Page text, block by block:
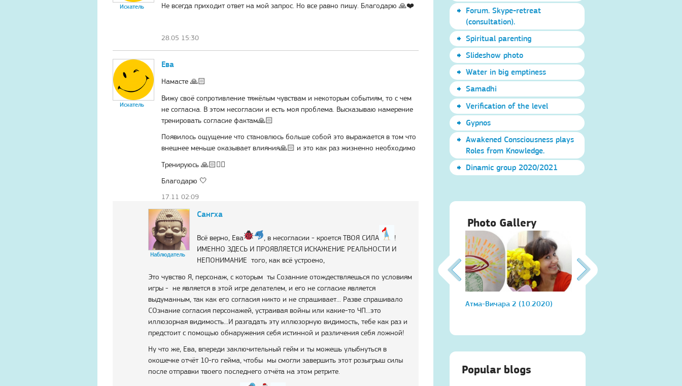
Искатель
Не всегда приходит ответ на мой запрос. Но все равно пишу. Благодарю 🙏❤️
28.05 15:30
Искатель
Ева
Намасте 🙏🏻
Вижу своё сопротивление тяжёлым чувствам и некоторым событиям, то с чем
не согласна. В этом несогласии и есть моя проблема. Высказываю намерение
тренировать согласие фактам🙏🏻
Появилось ощущение что становлюсь больше собой это выражается в том что
внешнее меньше оказывает влияния🙏🏻 и это как раз жизненно необходимо
Тренируюсь 🙏🏻🧘‍♀️
Благодарю 🤍
17.11 02:09
Наблюдатель
Сангха
Всё верно, Ева , в несогласии - кроется ТВОЯ СИЛА
!
ИМЕННО ЗДЕСЬ И ПРОЯВЛЯЕТСЯ ИСКАЖЕНИЕ РЕАЛЬНОСТИ И
НЕПОНИМАНИЕ того, как всё устроено,
Это чувство Я, персонаж, с которым ты Созанние отождествляешься по условиям
игры - не является в этой игре делателем, и его не согласие является
выдуманным, так как его согласия никто и не спрашивает... Разве спрашивало
СОзнание согласия персонажей, устраивая войны или какие-то ЧП...это
иллюзорная видимость...И разгадать эту иллюзорную видимость, тебе как раз и
предстоит с помощью обнаружения себя истинной и различения себя ложной!
Ну что же, Ева, впереди заключительный гейм и ты можешь улыбнуться в
окошечке отчёт 10-го гейма, чтобы мы смогли завершить этот розыгрыш силы
после отправки твоего последнего отчёта на этом ретрите.
Forum. Skype-retreat
(consultation).
Spiritual parenting
Slideshow photo
Water in big emptiness
Samadhi
Verification of the level
Gypnos
Awakened Consciousness plays
Roles from Knowledge.
Dinamic group 2020/2021
Photo Gallery
Атма-Вичара 2 (10.2020) Атма-Вичара 2 (10.2020) Атма-Вичара 2 (10.2020) Атма-Вичара 2 (10.2020)
Popular blogs